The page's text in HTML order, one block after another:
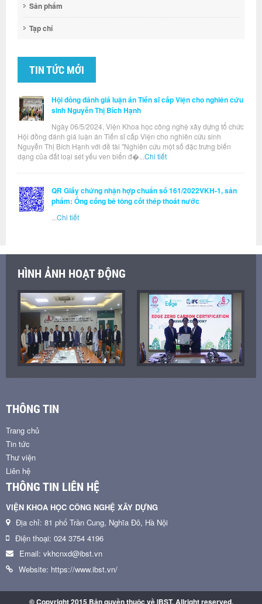
Sản phẩm
Tạp chí
TIN TỨC MỚI
Hội đồng đánh giá luận án Tiến sĩ cấp Viện cho nghiên cứu
sinh Nguyễn Thị Bích Hạnh
Ngày 06/5/2024, Viện Khoa học công nghệ xây dựng tổ chức
Hội đồng đánh giá luận án Tiến sĩ cấp Viện cho nghiên cứu sinh
Nguyễn Thị Bích Hạnh với đề tài "Nghiên cứu một số đặc trưng biến
dạng của đất loại sét yếu ven biển đ�... Chi tiết
QR Giấy chứng nhận hợp chuẩn số 161/2022VKH-1, sản
phẩm: Ống cống bê tông cốt thép thoát nước
Chi tiết
HÌNH ẢNH HOẠT ĐỘNG
THÔNG TIN
Trang chủ
Tin tức
Thư viện
Liên hệ
THÔNG TIN LIÊN HỆ
VIỆN KHOA HỌC CÔNG NGHỆ XÂY DỰNG
Địa chỉ: 81 phố Trần Cung, Nghĩa Đô, Hà Nội
Điện thoại: 024 3754 4196
Email: vkhcnxd@ibst.vn
Website: https://www.ibst.vn/
© Copyright 2015 Bản quyền thuộc về IBST. Allright reserved.